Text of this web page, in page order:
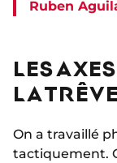
Ruben
LES
LA TRÊVE
On a travaillé
tactiquement.